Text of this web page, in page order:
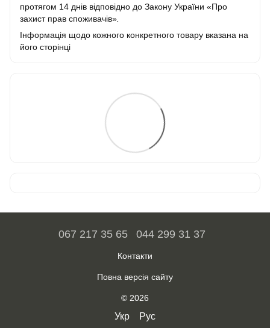
протягом 14 днів відповідно до Закону України «Про
захист прав споживачів»
Інформація щодо кожного конкретного товару вказана на
його сторінці
067 217 35 65 044 299 31 37
Контакти
Повна версія сайту
© 2026
Укр Рус